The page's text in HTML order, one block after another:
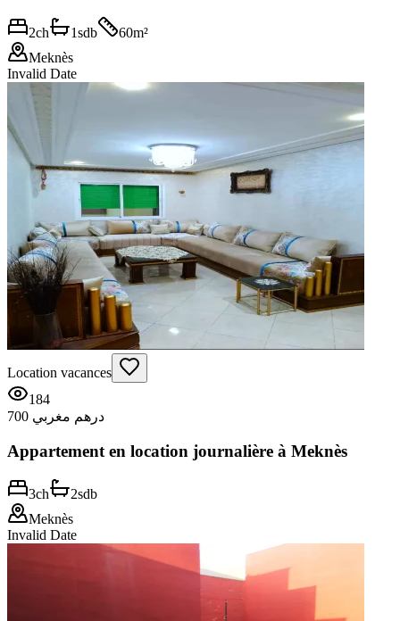
2ch 1sdb 60m²
Meknès
Invalid Date
Location vacances
184
700 درهم مغربي
Appartement en location journalière à Meknès
3ch 2sdb
Meknès
Invalid Date